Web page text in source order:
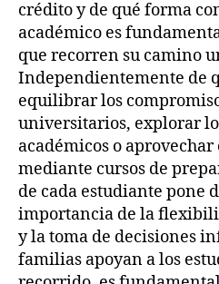
crédito y de qué forma
académico es
que recorren su camino
Independientemente de
equilibrar los
universitarios, explorar
académicos o
mediante cursos de
de cada estudiante pone
importancia de la
y la toma de decisiones
familias apoyan a los